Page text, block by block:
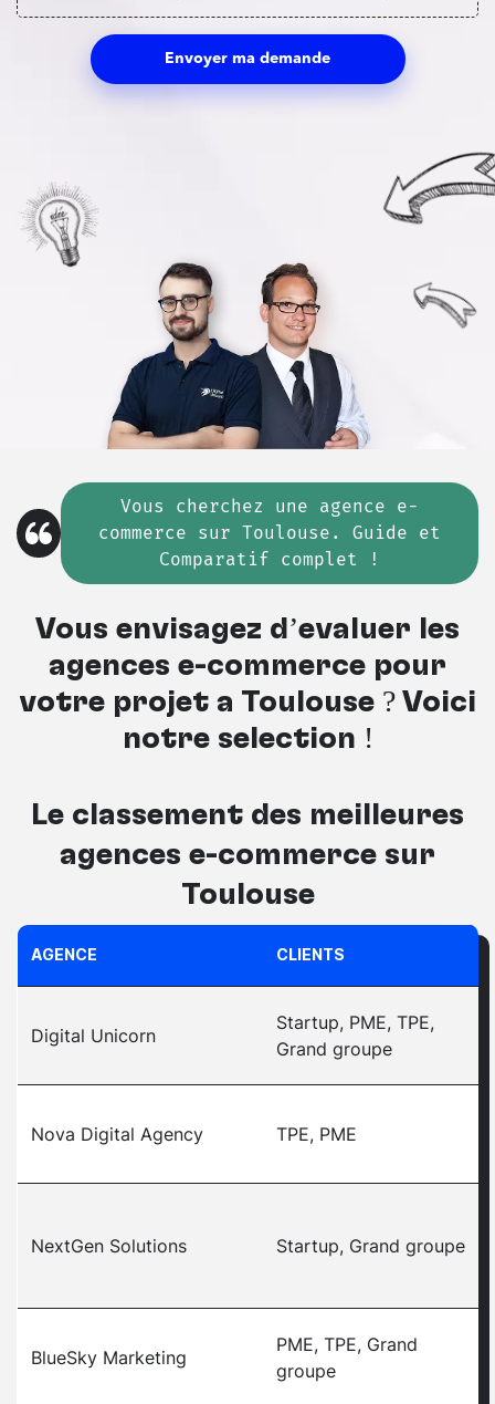
Envoyer ma demande
Vous cherchez une agence e-
commerce sur Toulouse. Guide et
Comparatif complet !
Vous envisagez d’évaluer les
agences e-commerce pour
votre projet à Toulouse ? Voici
notre sélection !
Le classement des meilleures
agences e-commerce sur
Toulouse
AGENCE CLIENTS
Digital Unicorn
Startup, PME, TPE,
Grand groupe
Nova Digital Agency TPE, PME
NextGen Solutions Startup, Grand groupe
BlueSky Marketing
PME, TPE, Grand
groupe